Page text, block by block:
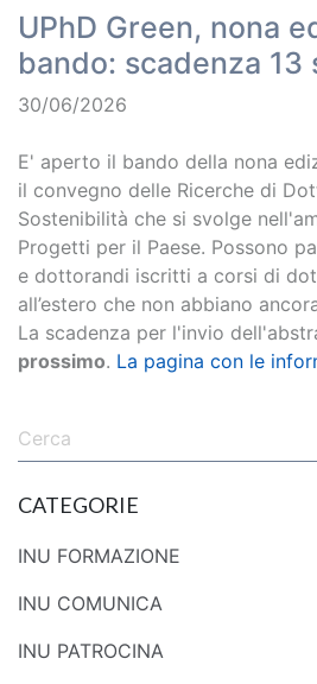
UPhD Green, nona
bando: scadenza 13
30/06/2026
E' aperto il bando della nona
il convegno delle Ricerche di
Sostenibilità che si svolge
Progetti per il Paese. Possono
e dottorandi iscritti a corsi di
all’estero che non abbiano
La scadenza per l'invio
prossimo. La pagina con le
CATEGORIE
INU FORMAZIONE
INU COMUNICA
INU PATROCINA